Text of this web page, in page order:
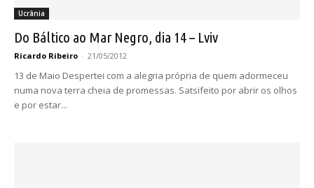
Ucrânia
Do Báltico ao Mar Negro, dia 14 – Lviv
Ricardo Ribeiro - 21/05/2012
13 de Maio Despertei com a alegria própria de quem adormeceu
numa nova terra cheia de promessas. Satsifeito por abrir os olhos
e por estar...